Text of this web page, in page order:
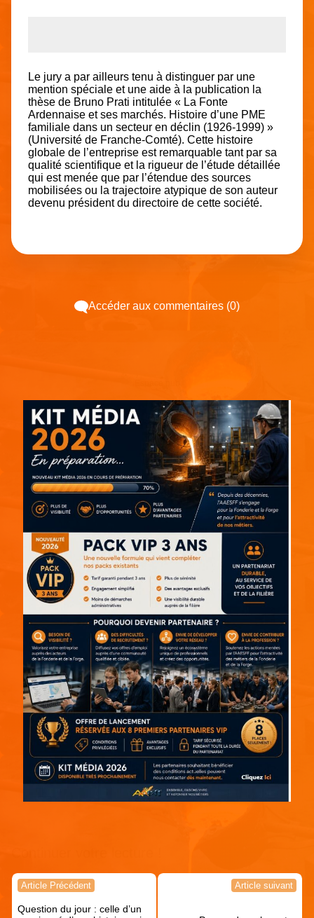
Le jury a par ailleurs tenu à distinguer par une
mention spéciale et une aide à la publication la
thèse de Bruno Prati intitulée « La Fonte
Ardennaise et ses marchés. Histoire d’une PME
familiale dans un secteur en déclin (1926-1999) »
(Université de Franche-Comté). Cette histoire
globale de l’entreprise est remarquable tant par sa
qualité scientifique et la rigueur de l’étude détaillée
qui est menée que par l’étendue des sources
mobilisées ou la trajectoire atypique de son auteur
devenu président du directoire de cette société.
Accéder aux commentaires (0)
Navigation
Article Précédent
Question du jour : celle d’un
Article suivant